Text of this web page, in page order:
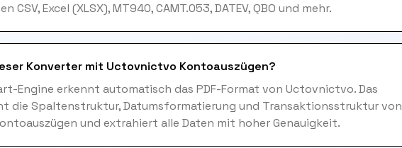
CSV, Excel (XLSX), MT940, CAMT.053, DATEV, QBO und mehr.
Konverter mit Uctovnictvo Kontoauszügen?
Engine erkennt automatisch das PDF-Format von Uctovnictvo. Das
die Spaltenstruktur, Datumsformatierung und Transaktionsstruktur von
und extrahiert alle Daten mit hoher Genauigkeit.